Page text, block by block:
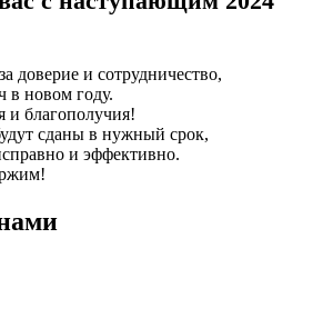
доверие и сотрудничество,
в новом году.
и благополучия!
сданы в нужный срок,
и эффективно.